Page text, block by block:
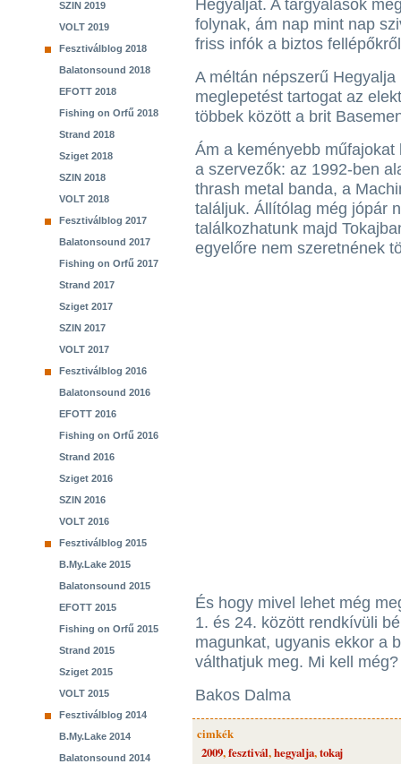
SZIN 2019
VOLT 2019
Fesztiválblog 2018
Balatonsound 2018
EFOTT 2018
Fishing on Orfű 2018
Strand 2018
Sziget 2018
SZIN 2018
VOLT 2018
Fesztiválblog 2017
Balatonsound 2017
Fishing on Orfű 2017
Strand 2017
Sziget 2017
SZIN 2017
VOLT 2017
Fesztiválblog 2016
Balatonsound 2016
EFOTT 2016
Fishing on Orfű 2016
Strand 2016
Sziget 2016
SZIN 2016
VOLT 2016
Fesztiválblog 2015
B.My.Lake 2015
Balatonsound 2015
EFOTT 2015
Fishing on Orfű 2015
Strand 2015
Sziget 2015
VOLT 2015
Fesztiválblog 2014
B.My.Lake 2014
Balatonsound 2014
Hegyalját. A tárgyalások
folynak, ám nap mint nap
friss infók a biztos
A méltán népszerű Hegyalja
meglepetést tartogat az
többek között a brit
Ám a keményebb
a szervezők: az 1992-ben
thrash metal banda, a
találjuk. Állítólag még jópár
találkozhatunk majd
egyelőre nem szeretnének
És hogy mivel lehet még
1. és 24. között rendkívüli
magunkat, ugyanis ekkor a
válthatjuk meg. Mi kell
Bakos Dalma
cimkék
2009,fesztivál,hegyalja,tokaj